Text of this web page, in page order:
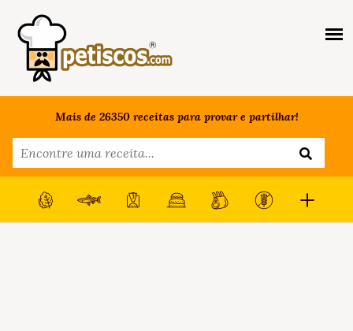
Mais de 26350 receitas para provar e partilhar!